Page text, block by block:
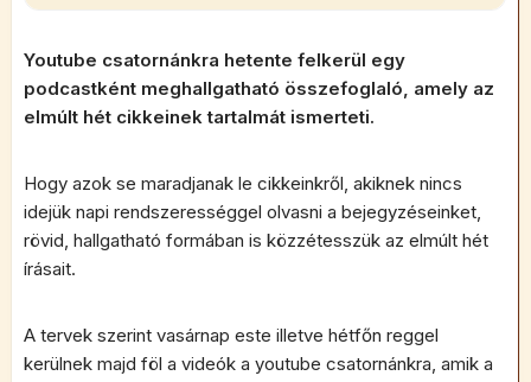
Youtube csatornánkra hetente felkerül egy
podcastként meghallgatható összefoglaló, amely az
elmúlt hét cikkeinek tartalmát ismerteti.
Hogy azok se maradjanak le cikkeinkről, akiknek nincs
idejük napi rendszerességgel olvasni a bejegyzéseinket,
rövid, hallgatható formában is közzétesszük az elmúlt hét
írásait.
A tervek szerint vasárnap este illetve hétfőn reggel
kerülnek majd föl a videók a youtube csatornánkra, amik a